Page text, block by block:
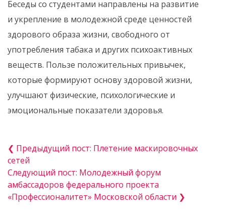
Беседы со студентами направлены на развитие
и укрепление в молодежной среде ценностей
здорового образа жизни, свободного от
употребления табака и других психоактивных
веществ. Пользе положительных привычек,
которые формируют основу здоровой жизни,
улучшают физические, психологические и
эмоциональные показатели здоровья.
❮ Предыдущий пост: Плетение маскировочных
сетей
Следующий пост: Молодежный форум
амбассадоров федерального проекта
«Профессионалитет» Московской области ❯